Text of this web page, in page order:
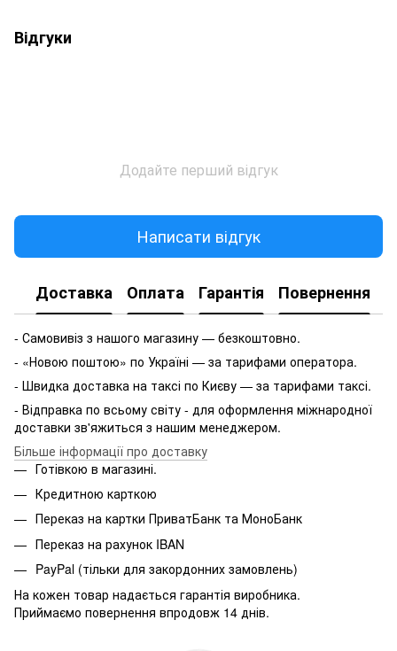
Відгуки
Додайте перший відгук
Написати відгук
Доставка Оплата Гарантія Повернення
- Самовивіз з нашого магазину — безкоштовно.
- «Новою поштою» по Україні — за тарифами оператора.
- Швидка доставка на таксі по Києву — за тарифами таксі.
- Відправка по всьому світу - для оформлення міжнародної
доставки зв'яжиться з нашим менеджером.
Більше інформації про доставку
Готівкою в магазині.
Кредитною карткою
Переказ на картки ПриватБанк та МоноБанк
Переказ на рахунок IBAN
PayPal (тільки для закордонних замовлень)
На кожен товар надається гарантія виробника.
Приймаємо повернення впродовж 14 днів.